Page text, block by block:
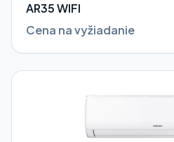
AR35 WIFI
Cena na vyžiadanie